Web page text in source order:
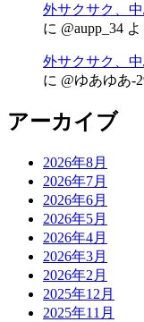
外サクサク、
に @aupp_34 よ
外サクサク、
に @ゆあゆあ-
アーカイブ
2026年8月
2026年7月
2026年6月
2026年5月
2026年4月
2026年3月
2026年2月
2025年12月
2025年11月